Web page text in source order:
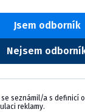
ob...
Product details
Nejsem
Jsem odborník
se seznámil/a s definicí
reklamy.